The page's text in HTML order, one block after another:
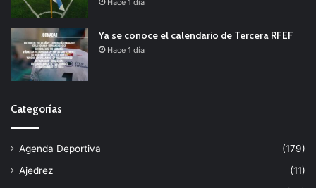
Hace 1 día
Ya se conoce el calendario de Tercera RFEF
Hace 1 día
Categorías
Agenda Deportiva
(179)
Ajedrez
(11)